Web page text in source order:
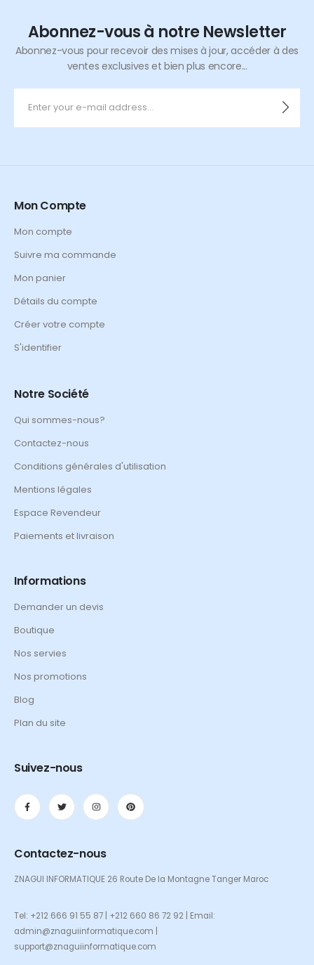
Abonnez-vous à notre Newsletter
Abonnez-vous pour recevoir des mises à jour, accéder à des
ventes exclusives et bien plus encore...
Mon Compte
Mon compte
Suivre ma commande
Mon panier
Détails du compte
Créer votre compte
S'identifier
Notre Société
Qui sommes-nous?
Contactez-nous
Conditions générales d'utilisation
Mentions légales
Espace Revendeur
Paiements et livraison
Informations
Demander un devis
Boutique
Nos servies
Nos promotions
Blog
Plan du site
Suivez-nous
Contactez-nous
ZNAGUI INFORMATIQUE 26 Route De la Montagne Tanger Maroc
Tel: +212 666 91 55 87 | +212 660 86 72 92 | Email:
admin@znaguiinformatique.com |
support@znaguiinformatique.com